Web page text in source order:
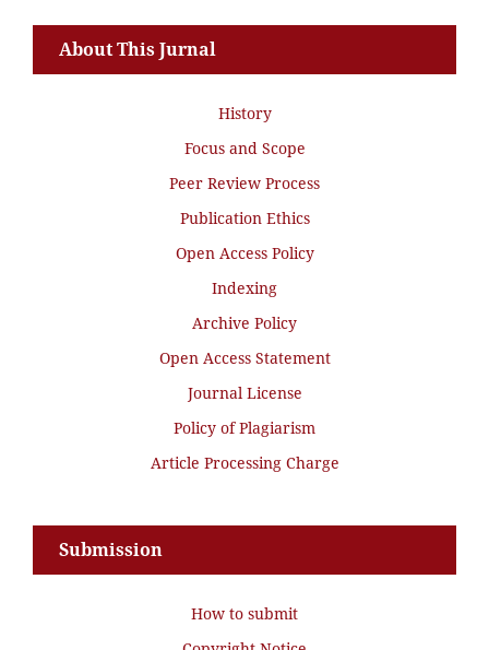
About This Jurnal
History
Focus and Scope
Peer Review Process
Publication Ethics
Open Access Policy
Indexing
Archive Policy
Open Access Statement
Journal License
Policy of Plagiarism
Article Processing Charge
Submission
How to submit